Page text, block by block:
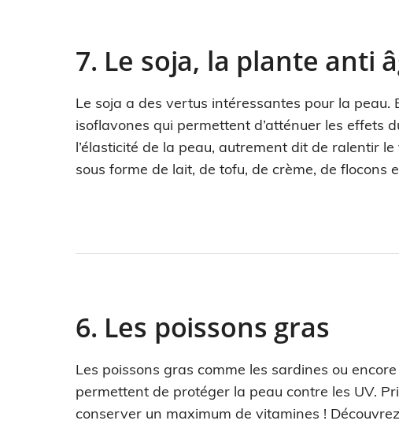
7. Le soja, la plante anti
Le soja a des vertus intéressantes pour la
isoflavones qui permettent d’atténuer les effets
l’élasticité de la peau, autrement dit de ralentir le
sous forme de lait, de tofu, de crème, de flocons
6. Les poissons gras
Les poissons gras comme les sardines ou
permettent de protéger la peau contre les UV.
conserver un maximum de vitamines !